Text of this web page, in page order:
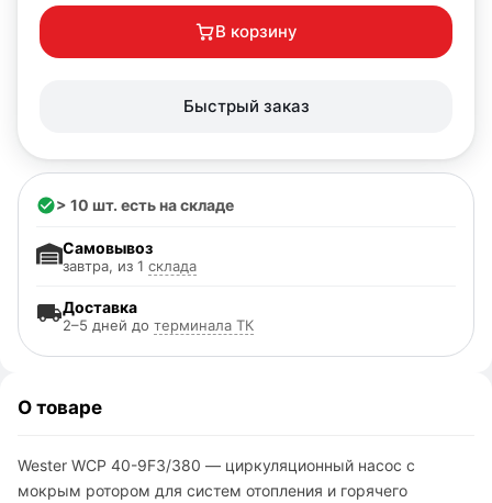
В корзину
Быстрый заказ
> 10 шт. есть на складе
Доставка
2–5 дней до терминала ТК
Самовывоз
завтра, из 1 склада
О товаре
Wester WCP 40-9F3/380 — циркуляционный насос с
мокрым ротором для систем отопления и горячего